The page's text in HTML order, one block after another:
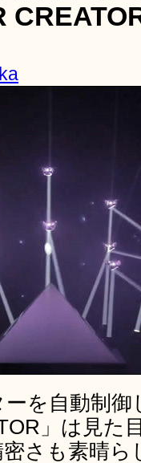
を自動制
」は見
さも素晴